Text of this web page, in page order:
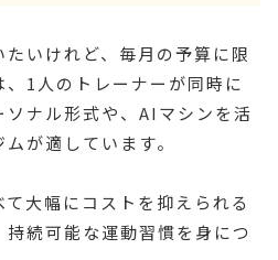
たいけれど、毎月の予算に限
1人のトレーナーが同時に
ナル形式や、AIマシンを活
が適しています。
大幅にコストを抑えられる
続可能な運動習慣を身につ